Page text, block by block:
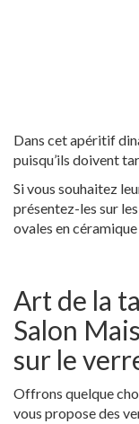
Dans cet apéritif
puisqu’ils doivent
Si vous souhaitez
présentez-les sur
ovales en
Art de la
Salon
sur le
Offrons quelque
vous propose des